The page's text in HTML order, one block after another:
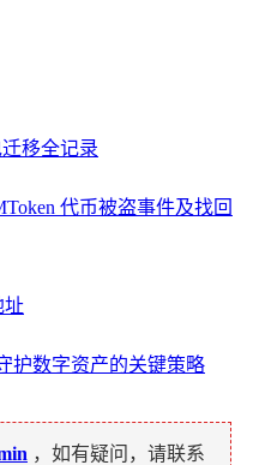
移全记录
代币被盗事件及找回
址
护数字资产的关键策略
，如有疑问，请联系